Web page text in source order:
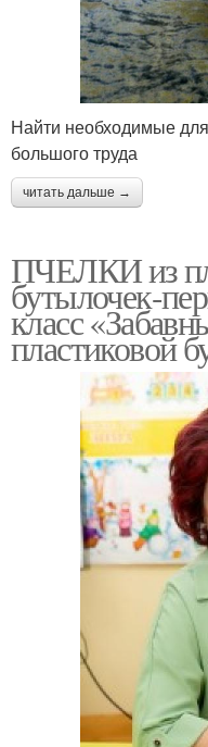
Найти необходимые
большого труда
читать дальше →
ПЧЕЛКИ из
бутылочек-
класс
пластиковой